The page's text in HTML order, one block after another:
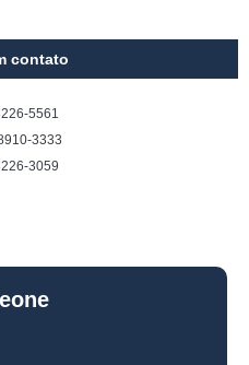
contato
5561
3333
3059